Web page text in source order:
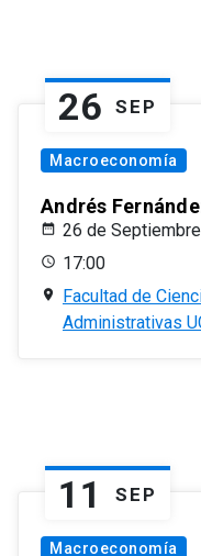
26 SEP
Macroeconomía
Andrés
26 de
17:00
Facultad de
Administrativas
11 SEP
Macroeconomía